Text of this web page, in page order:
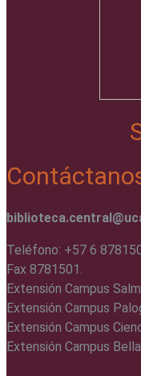
Teléfono: +57 6
Fax 8781501.
Extensión Campus
Extensión Campus
Extensión Campus
Extensión Campus